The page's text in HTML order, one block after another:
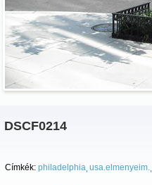
DSCF0214
Címkék: philadelphia usa.elmenyeim.